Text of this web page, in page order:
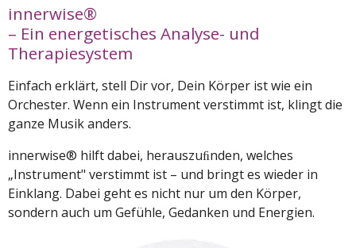
innerwise®
– Ein energetisches Analyse- und
Therapiesystem
Einfach erklärt, stell Dir vor, Dein Körper ist wie ein
Orchester. Wenn ein Instrument verstimmt ist, klingt die
ganze Musik anders.
innerwise® hilft dabei, herauszuﬁnden, welches
„Instrument" verstimmt ist – und bringt es wieder in
Einklang. Dabei geht es nicht nur um den Körper,
sondern auch um Gefühle, Gedanken und Energien.